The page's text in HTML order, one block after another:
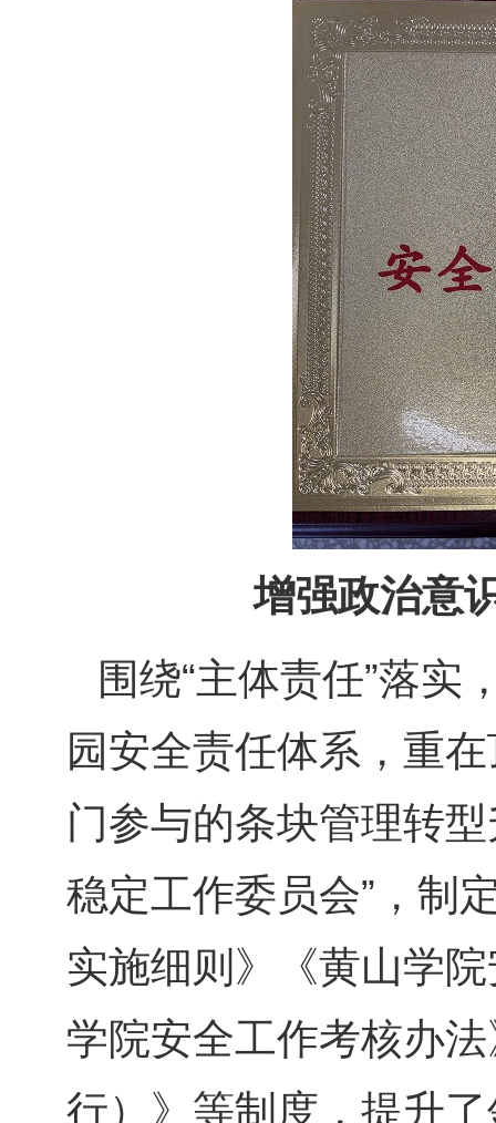
增强政治意
围绕“主体责任”落
园安全责任体系，重
门参与的条块管理转
稳定工作委员会”，制
实施细则》《黄山学
学院安全工作考核办
行）》等制度，提升